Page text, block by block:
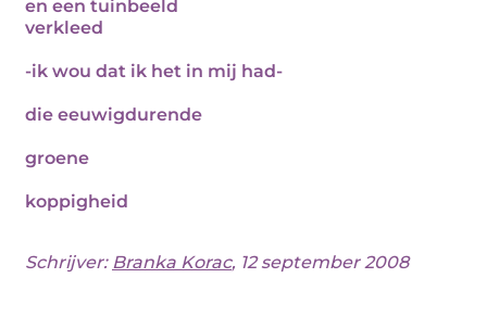
en een tuinbeeld
verkleed
-ik wou dat ik het in mij had-
die eeuwigdurende
groene
koppigheid
Schrijver: Branka Korac, 12 september 2008